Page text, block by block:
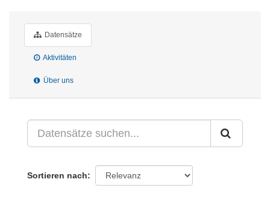
Datensätze
Aktivitäten
Über uns
Sortieren nach